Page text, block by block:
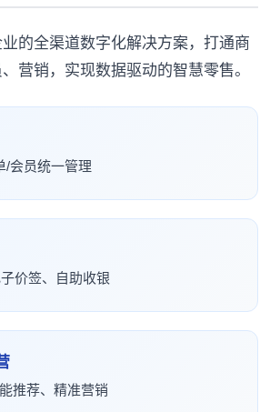
的全渠道数字化解决方案，打通商
营销，实现数据驱动的智慧零售。
/会员统一管理
价签、自助收银
推荐、精准营销